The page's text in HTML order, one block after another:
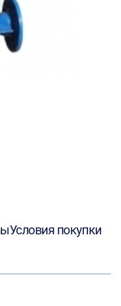
Условия покупки